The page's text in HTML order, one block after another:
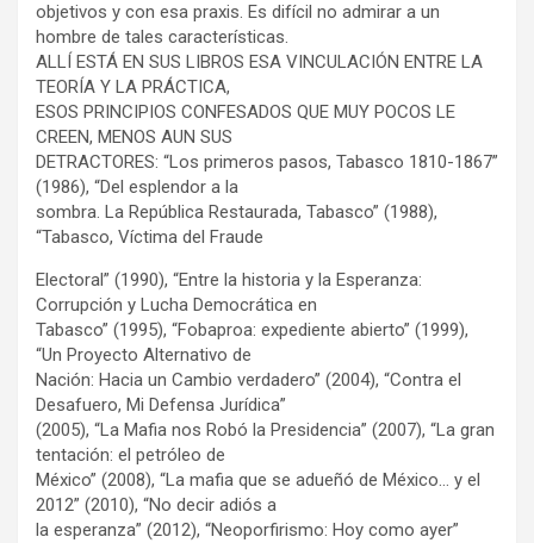
objetivos y con esa praxis. Es difícil no admirar a un
hombre de tales características.
ALLÍ ESTÁ EN SUS LIBROS ESA VINCULACIÓN ENTRE LA
TEORÍA Y LA PRÁCTICA,
ESOS PRINCIPIOS CONFESADOS QUE MUY POCOS LE
CREEN, MENOS AUN SUS
DETRACTORES: “Los primeros pasos, Tabasco 1810-1867”
(1986), “Del esplendor a la
sombra. La República Restaurada, Tabasco” (1988),
“Tabasco, Víctima del Fraude
Electoral” (1990), “Entre la historia y la Esperanza:
Corrupción y Lucha Democrática en
Tabasco” (1995), “Fobaproa: expediente abierto” (1999),
“Un Proyecto Alternativo de
Nación: Hacia un Cambio verdadero” (2004), “Contra el
Desafuero, Mi Defensa Jurídica”
(2005), “La Mafia nos Robó la Presidencia” (2007), “La gran
tentación: el petróleo de
México” (2008), “La mafia que se adueñó de México… y el
2012” (2010), “No decir adiós a
la esperanza” (2012), “Neoporfirismo: Hoy como ayer”